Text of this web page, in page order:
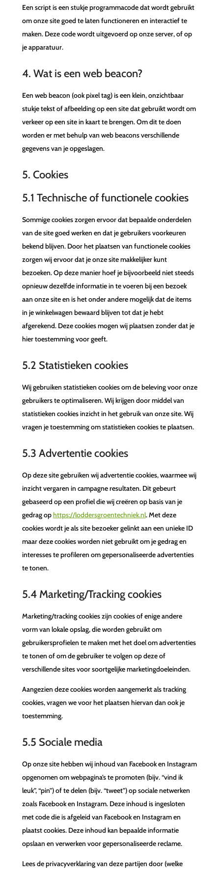
Een script is een stukje programmacode dat wordt gebruikt
om onze site goed te laten functioneren en interactief te
maken. Deze code wordt uitgevoerd op onze server, of op
je apparatuur.
4. Wat is een web beacon?
Een web beacon (ook pixel tag) is een klein, onzichtbaar
stukje tekst of afbeelding op een site dat gebruikt wordt om
verkeer op een site in kaart te brengen. Om dit te doen
worden er met behulp van web beacons verschillende
gegevens van je opgeslagen.
5. Cookies
5.1 Technische of functionele cookies
Sommige cookies zorgen ervoor dat bepaalde onderdelen
van de site goed werken en dat je gebruikers voorkeuren
bekend blijven. Door het plaatsen van functionele cookies
zorgen wij ervoor dat je onze site makkelijker kunt
bezoeken. Op deze manier hoef je bijvoorbeeld niet steeds
opnieuw dezelfde informatie in te voeren bij een bezoek
aan onze site en is het onder andere mogelijk dat de items
in je winkelwagen bewaard blijven tot dat je hebt
afgerekend. Deze cookies mogen wij plaatsen zonder dat je
hier toestemming voor geeft.
5.2 Statistieken cookies
Wij gebruiken statistieken cookies om de beleving voor onze
gebruikers te optimaliseren. Wij krijgen door middel van
statistieken cookies inzicht in het gebruik van onze site. Wij
vragen je toestemming om statistieken cookies te plaatsen.
5.3 Advertentie cookies
Op deze site gebruiken wij advertentie cookies, waarmee wij
inzicht vergaren in campagne resultaten. Dit gebeurt
gebaseerd op een profiel die wij creëren op basis van je
gedrag ophttps://loddersgroentechniek.nl. Met deze
cookies wordt je als site bezoeker gelinkt aan een unieke ID
maar deze cookies worden niet gebruikt om je gedrag en
interesses te profileren om gepersonaliseerde advertenties
te tonen.
5.4 Marketing/Tracking cookies
Marketing/tracking cookies zijn cookies of enige andere
vorm van lokale opslag, die worden gebruikt om
gebruikersprofielen te maken met het doel om advertenties
te tonen of om de gebruiker te volgen op deze of
verschillende sites voor soortgelijke marketingdoeleinden.
Aangezien deze cookies worden aangemerkt als tracking
cookies, vragen we voor het plaatsen hiervan dan ook je
toestemming.
5.5 Sociale media
Op onze site hebben wij inhoud van Facebook en Instagram
opgenomen om webpagina’s te promoten (bijv. “vind ik
leuk”, “pin”) of te delen (bijv. “tweet”) op sociale netwerken
zoals Facebook en Instagram. Deze inhoud is ingesloten
met code die is afgeleid van Facebook en Instagram en
plaatst cookies. Deze inhoud kan bepaalde informatie
opslaan en verwerken voor gepersonaliseerde reclame.
Lees de privacyverklaring van deze partijen door (welke